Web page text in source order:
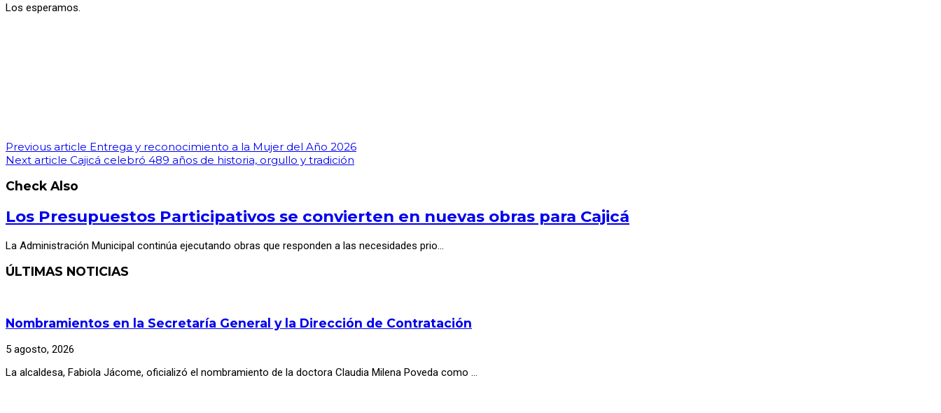
Los esperamos.
Previous article Entrega y reconocimiento a la Mujer del Año 2026
Next article Cajicá celebró 489 años de historia, orgullo y tradición
Check Also
Los Presupuestos Participativos se convierten en nuevas obras para Cajicá
La Administración Municipal continúa ejecutando obras que responden a las necesidades prio…
ÚLTIMAS NOTICIAS
Nombramientos en la Secretaría General y la Dirección de Contratación
5 agosto, 2026
La alcaldesa, Fabiola Jácome, oficializó el nombramiento de la doctora Claudia Milena Poveda como …